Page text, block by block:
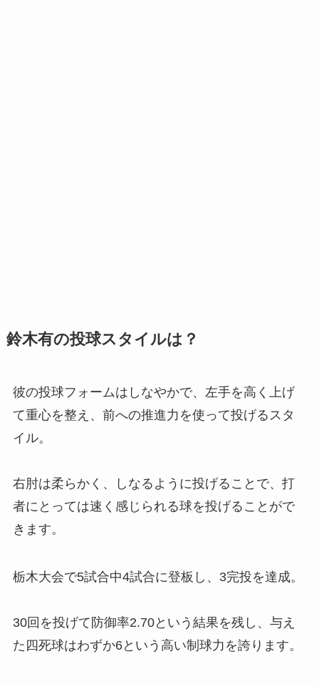
鈴木有の投球スタイルは？
彼の投球フォームはしなやかで、左手を高く上げ
て重心を整え、前への推進力を使って投げるスタ
イル。
右肘は柔らかく、しなるように投げることで、打
者にとっては速く感じられる球を投げることがで
きます。
栃木大会で5試合中4試合に登板し、3完投を達成。
30回を投げて防御率2.70という結果を残し、与え
た四死球はわずか6という高い制球力を誇ります。